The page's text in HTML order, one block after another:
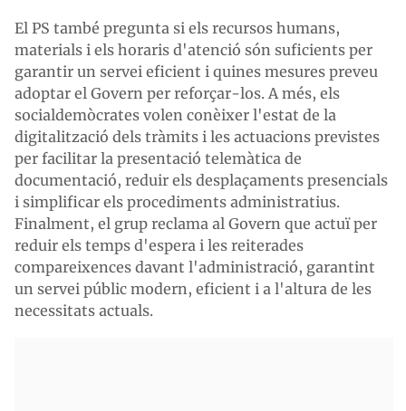
El PS també pregunta si els recursos humans,
materials i els horaris d'atenció són suficients per
garantir un servei eficient i quines mesures preveu
adoptar el Govern per reforçar-los. A més, els
socialdemòcrates volen conèixer l'estat de la
digitalització dels tràmits i les actuacions previstes
per facilitar la presentació telemàtica de
documentació, reduir els desplaçaments presencials
i simplificar els procediments administratius.
Finalment, el grup reclama al Govern que actuï per
reduir els temps d'espera i les reiterades
compareixences davant l'administració, garantint
un servei públic modern, eficient i a l'altura de les
necessitats actuals.